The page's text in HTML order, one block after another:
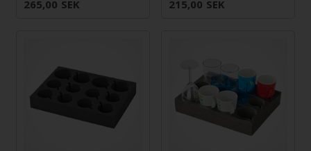
265,00 SEK 215,00 SEK